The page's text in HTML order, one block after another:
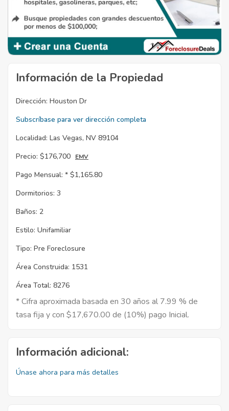
Información de la Propiedad
Dirección: Houston Dr
Subscríbase para ver dirección completa
Localidad: Las Vegas, NV 89104
Precio: $176,700 EMV
Pago Mensual: * $1,165.80
Dormitorios: 3
Baños: 2
Estilo: Unifamiliar
Tipo: Pre Foreclosure
Área Construida: 1531
Área Total: 8276
* Cifra aproximada basada en 30 años al 7.99 % de
tasa fija y con $17,670.00 de (10%) pago Inicial.
Información adicional:
Únase ahora para más detalles